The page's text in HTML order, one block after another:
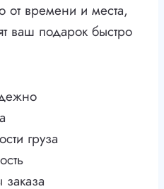
от времени и места,
ваш подарок быстро
груза